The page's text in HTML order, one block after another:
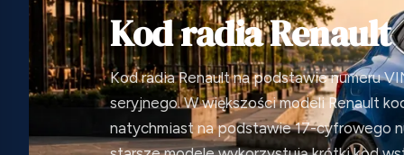
Kod radia Renault
Kod radia Renault na podstawie numeru
seryjnego. W większości modeli Renault
natychmiast na podstawie 17-cyfrowego